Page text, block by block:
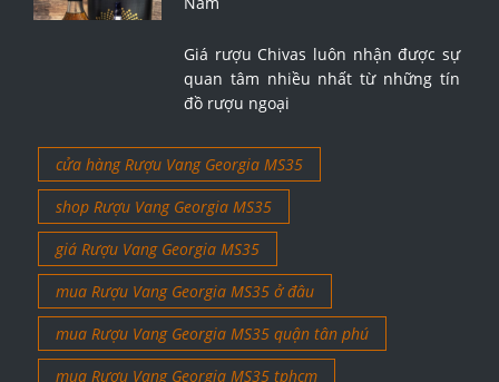
Giá rượu Chivas luôn nhận được sự
quan tâm nhiều nhất từ những tín
đồ rượu ngoại
cửa hàng Rượu Vang Georgia MS35
shop Rượu Vang Georgia MS35
giá Rượu Vang Georgia MS35
mua Rượu Vang Georgia MS35 ở đâu
mua Rượu Vang Georgia MS35 quận tân phú
mua Rượu Vang Georgia MS35 tphcm